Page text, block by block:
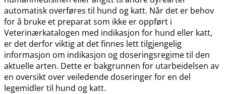
automatisk overføres til hund og katt. Når det er behov
for å bruke et preparat som ikke er oppført i
Veterinærkatalogen med indikasjon for hund eller katt,
er det derfor viktig at det finnes lett tilgjengelig
informasjon om indikasjon og doseringsregime til den
aktuelle arten. Dette er bakgrunnen for utarbeidelsen av
en oversikt over veiledende doseringer for en del
legemidler til hund og katt.